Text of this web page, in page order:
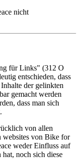
nicht
für Links" (312 O
entschieden, dass
der gelinkten
gemacht werden
dass man sich
von allen
websites von Bike for
weder Einfluss auf
noch sich diese